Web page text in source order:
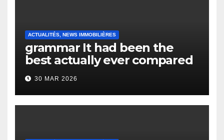
ACTUALITÉS, NEWS IMMOBILIÈRES
grammar It had been the
best actually ever compared
to it’s the top actually?
English Vocabulary Learners
Heap Change
30 MAR 2026